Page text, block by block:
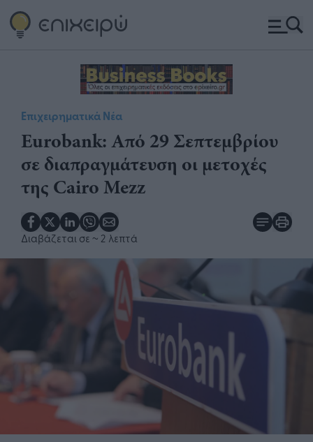
Επιχειρηματικά Νέα
Eurobank: Από 29 Σεπτεμβρίου
σε διαπραγμάτευση οι μετοχές
της Cairo Mezz
Διαβάζεται σε ~ 2 λεπτά